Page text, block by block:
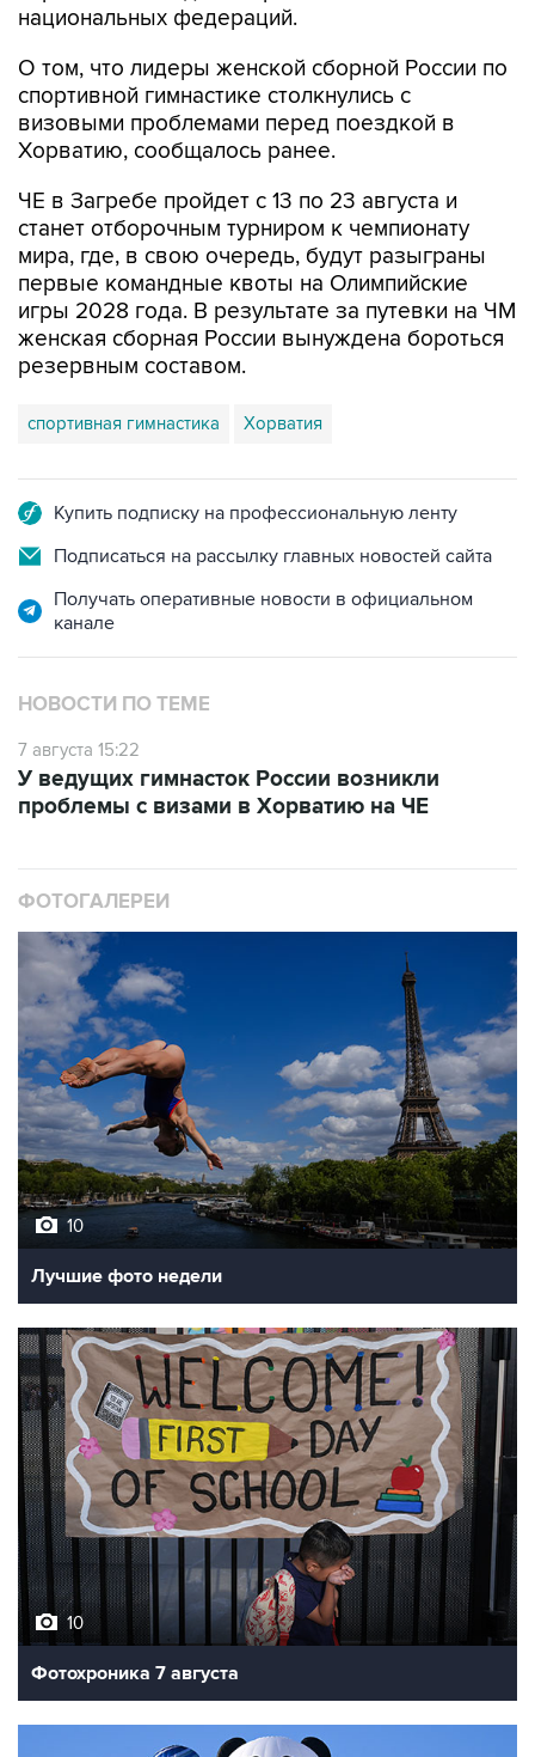
национальных федераций.
О том, что лидеры женской сборной России по
спортивной гимнастике столкнулись с
визовыми проблемами перед поездкой в
Хорватию, сообщалось ранее.
ЧЕ в Загребе пройдет с 13 по 23 августа и
станет отборочным турниром к чемпионату
мира, где, в свою очередь, будут разыграны
первые командные квоты на Олимпийские
игры 2028 года. В результате за путевки на ЧМ
женская сборная России вынуждена бороться
резервным составом.
спортивная гимнастика Хорватия
Купить подписку на профессиональную ленту
Подписаться на рассылку главных новостей сайта
Получать оперативные новости в официальном
канале
НОВОСТИ ПО ТЕМЕ
7 августа 15:22
У ведущих гимнасток России возникли
проблемы с визами в Хорватию на ЧЕ
ФОТОГАЛЕРЕИ
10
Лучшие фото недели
10
Фотохроника 7 августа